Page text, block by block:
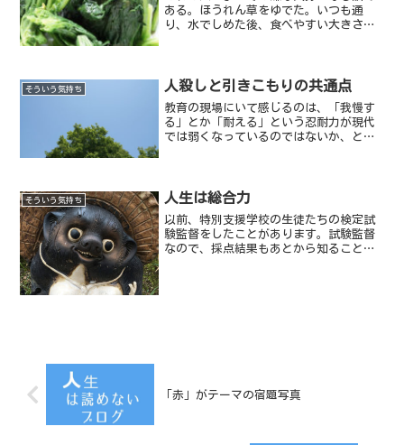
ある。ほうれん草をゆでた。いつも通
り、水でしめた後、食べやすい大きさに
そういう気持ち 人殺しと引きこもりの共通点
教育の現場にいて感じるのは、「我慢す
る」とか「耐える」という忍耐力が現代
では弱くなっているのではないか、とい
そういう気持ち 人生は総合力
以前、特別支援学校の生徒たちの検定試
験監督をしたことがあります。試験監督
なので、採点結果もあとから知ることに
「赤」がテーマの宿題写真